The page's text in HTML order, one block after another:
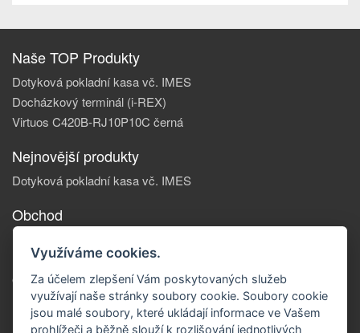
Naše TOP Produkty
Dotyková pokladní kasa vč. IMES
Docházkový terminál (i-REX)
Virtuos C420B-RJ10P10C černá
Nejnovější produkty
Dotyková pokladní kasa vč. IMES
Obchod
Reklamace zboží
Obchodní podmínky
Doprava a platba
Kontakty
Využíváme cookies.
Za účelem zlepšení Vám poskytovaných služeb
využívají naše stránky soubory cookie. Soubory cookie
jsou malé soubory, které ukládají informace ve Vašem
prohlížeči a běžně slouží k rozlišování jednotlivých